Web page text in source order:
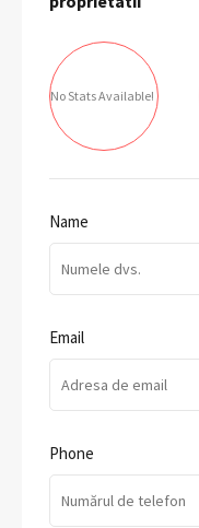
No Stats Available!
Name
Email
Phone